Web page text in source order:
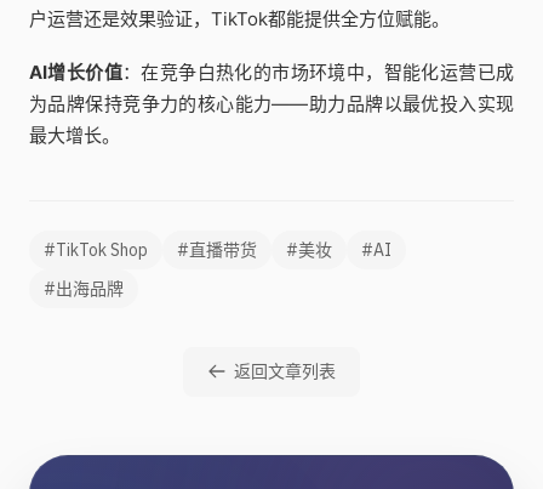
户运营还是效果验证，TikTok都能提供全方位赋能。
AI增长价值：在竞争白热化的市场环境中，智能化运营已成
为品牌保持竞争力的核心能力——助力品牌以最优投入实现
最大增长。
#TikTok Shop #直播带货 #美妆
#AI
#出海品牌
返回文章列表